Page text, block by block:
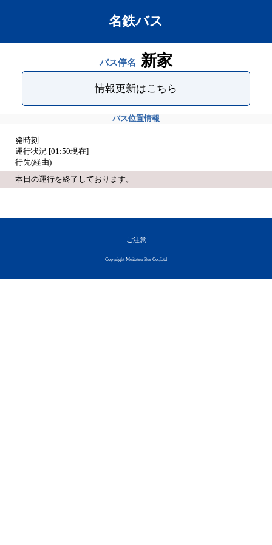
名鉄バス
バス停名 新家
情報更新はこちら
バス位置情報
発時刻
運行状況 [01:50現在]
行先(経由)
本日の運行を終了しております。
ご注意
Copyright Meitetsu Bus Co.,Ltd